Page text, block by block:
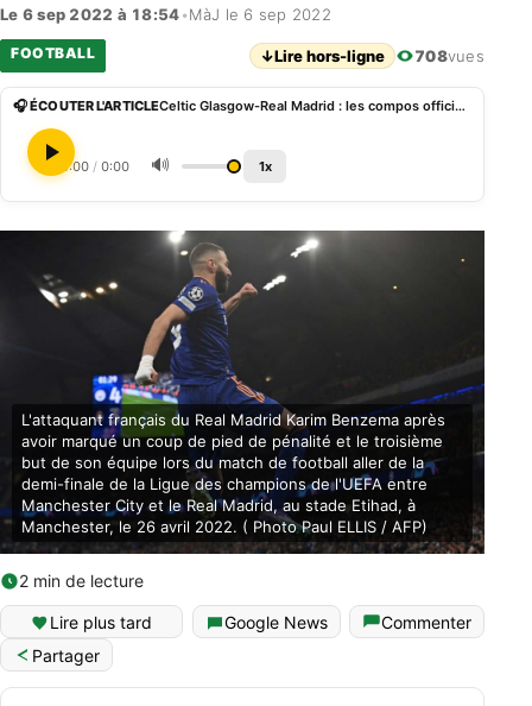
Le 6 sep 2022 à 18:54•MàJ le 6 sep 2022
FOOTBALL ↓Lire hors-ligne 708vues
🎧 ÉCOUTER L'ARTICLE Celtic Glasgow-Real Madrid : les compos officielles, avec Karim Benzema
0:00 / 0:00 🔊 1x
L'attaquant français du Real Madrid Karim Benzema après
avoir marqué un coup de pied de pénalité et le troisième
but de son équipe lors du match de football aller de la
demi-finale de la Ligue des champions de l'UEFA entre
Manchester City et le Real Madrid, au stade Etihad, à
Manchester, le 26 avril 2022. ( Photo Paul ELLIS / AFP)
2 min de lecture
Lire plus tard Google News
Commenter
Partager